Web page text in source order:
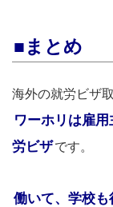
■まとめ
海外の就労ビザ
ワーホリは雇
労ビザです。
働いて、学校も